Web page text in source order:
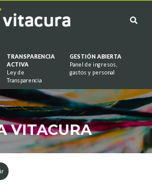
TRANSPARENCIA
ACTIVA
Ley de
Transparencia
GESTIÓN ABIERTA
Panel de ingresos,
gastos y personal
VITACURA